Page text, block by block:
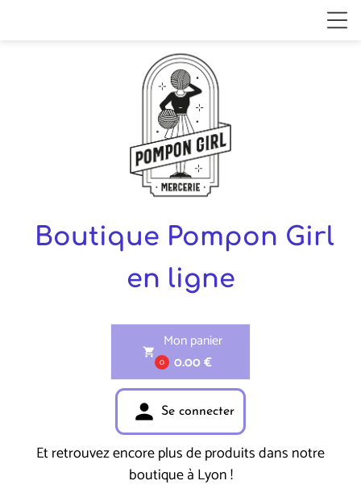
Boutique Pompon Girl
en ligne
shopping_cart
0
Mon panier
0.00 €
person Se connecter
Et retrouvez encore plus de produits dans notre
boutique à Lyon !